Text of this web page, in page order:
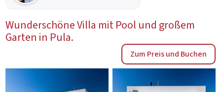
Wunderschöne Villa mit Pool und großem
Garten in Pula.
Zum Preis und Buchen